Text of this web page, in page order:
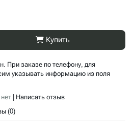
Купить
При заказе по телефону, для
указывать информацию из поля
Написать отзыв
(0)